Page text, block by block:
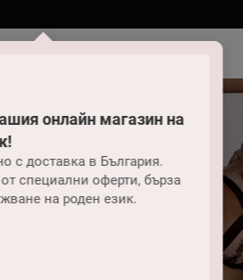
онлайн магазин на
с доставка в България.
специални оферти, бърза
на роден език.